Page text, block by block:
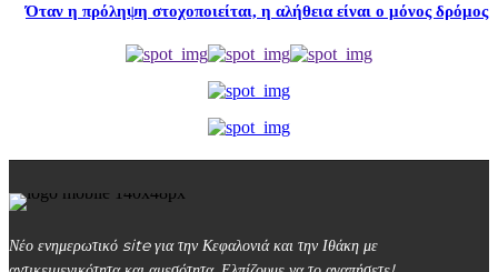
Όταν η πρόληψη στοχοποιείται, η αλήθεια είναι ο μόνος δρόμος
Νέο ενημερωτικό site για την Κεφαλονιά και την Ιθάκη με